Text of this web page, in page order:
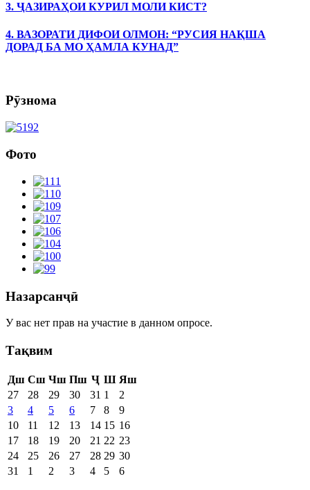
3. ҶАЗИРАҲОИ КУРИЛ МОЛИ КИСТ?
4. ВАЗОРАТИ ДИФОИ ОЛМОН: “РУСИЯ НАҚША
ДОРАД БА МО ҲАМЛА КУНАД”
Рӯзнома
Фото
Назарсанҷӣ
У вас нет прав на участие в данном опросе.
Тақвим
Дш Сш Чш Пш Ҷ Ш Яш
27
28 29 30 31 1
2
3
4 5 6 7 8
9
10
11 12 13 14 15 16
17
18 19 20 21 22 23
24
25 26 27 28 29 30
31
1 2 3 4 5 6